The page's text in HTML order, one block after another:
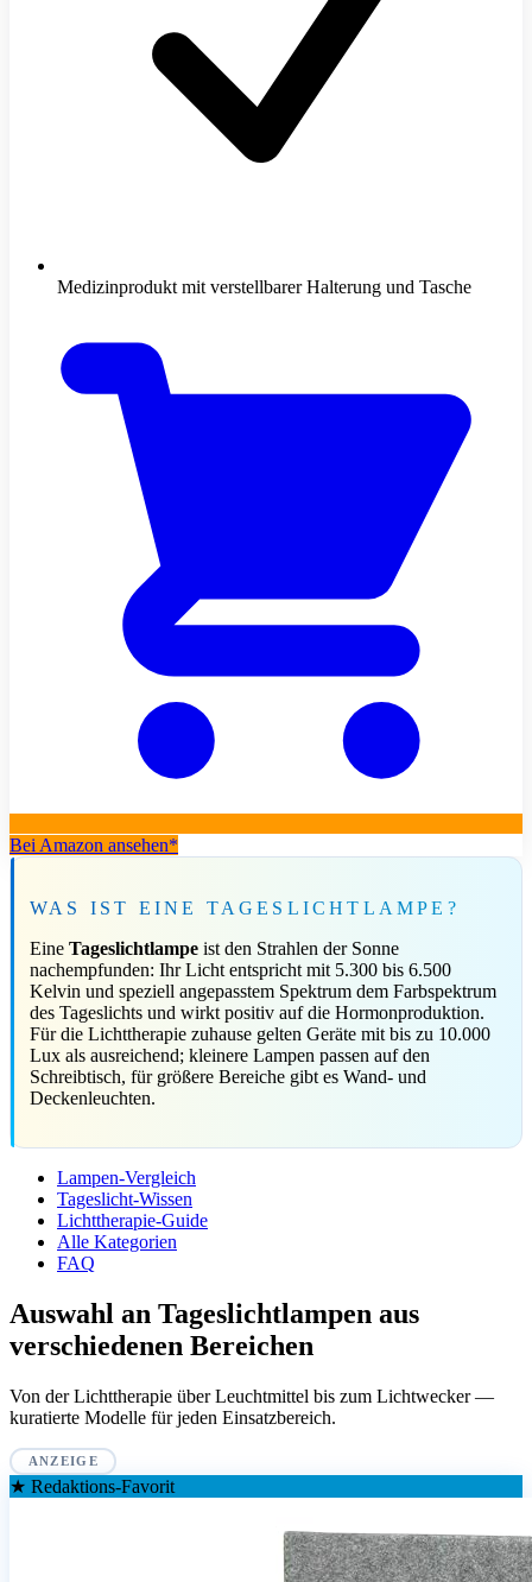
Medizinprodukt mit verstellbarer Halterung und Tasche
Bei Amazon ansehen*
WAS IST EINE TAGESLICHTLAMPE?
Eine Tageslichtlampe ist den Strahlen der Sonne
nachempfunden: Ihr Licht entspricht mit 5.300 bis 6.500
Kelvin und speziell angepasstem Spektrum dem Farbspektrum
des Tageslichts und wirkt positiv auf die Hormonproduktion.
Für die Lichttherapie zuhause gelten Geräte mit bis zu 10.000
Lux als ausreichend; kleinere Lampen passen auf den
Schreibtisch, für größere Bereiche gibt es Wand- und
Deckenleuchten.
Lampen-Vergleich
Tageslicht-Wissen
Lichttherapie-Guide
Alle Kategorien
FAQ
Auswahl an Tageslichtlampen aus
verschiedenen Bereichen
Von der Lichttherapie über Leuchtmittel bis zum Lichtwecker —
kuratierte Modelle für jeden Einsatzbereich.
ANZEIGE
★ Redaktions-Favorit